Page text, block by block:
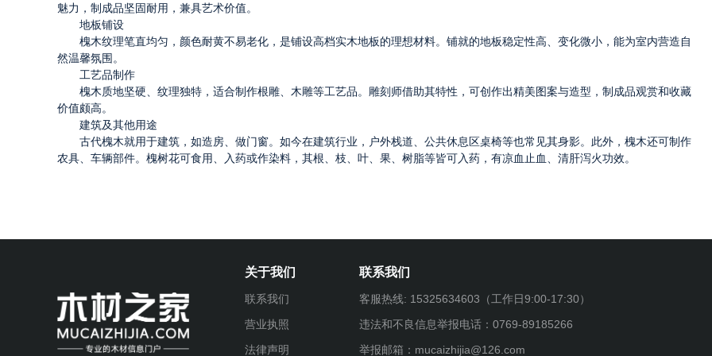
魅力，制成品坚固耐用，兼具艺术价值。
地板铺设
槐木纹理笔直均匀，颜色耐黄不易老化，是铺设高档实木地板的理想材料。铺就的地板稳定性高、变化微小，能为室内营造自
然温馨氛围。
工艺品制作
槐木质地坚硬、纹理独特，适合制作根雕、木雕等工艺品。雕刻师借助其特性，可创作出精美图案与造型，制成品观赏和收藏
价值颇高。
建筑及其他用途
古代槐木就用于建筑，如造房、做门窗。如今在建筑行业，户外栈道、公共休息区桌椅等也常见其身影。此外，槐木还可制作
农具、车辆部件。槐树花可食用、入药或作染料，其根、枝、叶、果、树脂等皆可入药，有凉血止血、清肝泻火功效。
关于我们
联系我们
营业执照
法律声明
联系我们
客服热线: 15325634603（工作日9:00-17:30）
违法和不良信息举报电话：0769-89185266
举报邮箱：mucaizhijia@126.com